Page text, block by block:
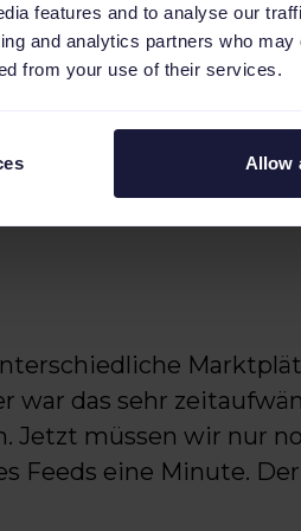
features and to analyse our
and analytics partners who may
from your use of their services.
Allow
requirements of each
an account. It takes
is no longer a
war das sehr
Jetzt müssen wir nur
Feeds eine Minute.